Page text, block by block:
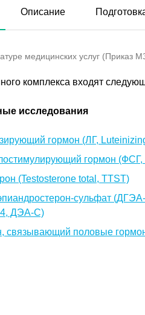
Описание
медицинских услуг (Приказ
комплекса входят
исследования
гормон (ЛГ,
гормон
(Testosterone total, TTST)
сульфат
ДЭА-С)
связывающий половые